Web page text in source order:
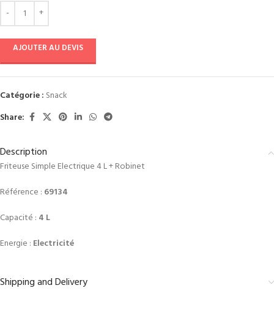
AJOUTER AU DEVIS
Catégorie : Snack
Share:
Description
Friteuse Simple Electrique 4 L + Robinet
Référence : 69134
Capacité : 4 L
Energie : Electricité
Shipping and Delivery